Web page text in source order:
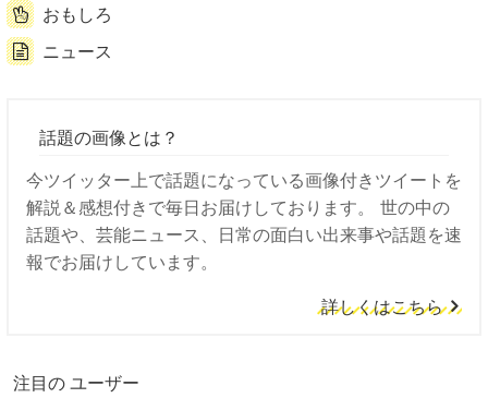
おもしろ
ニュース
話題の画像とは？
今ツイッター上で話題になっている画像付きツイートを
解説＆感想付きで毎日お届けしております。 世の中の
話題や、芸能ニュース、日常の面白い出来事や話題を速
報でお届けしています。
詳しくはこちら
注目の ユーザー